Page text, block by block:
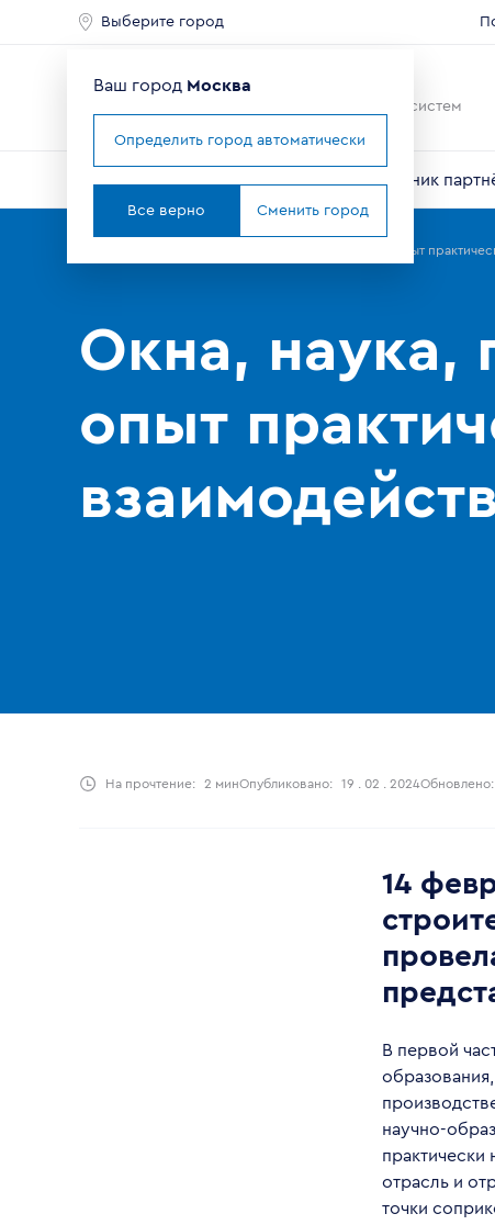
Выберите город
Ведущий мировой
производитель оконных систем
Справочник
Окна, наука, право: опыт
Окна, наука,
опыт
На прочтение: 2 минОпубликовано: 19 . 02 . 2024Обновлено:
14
В первой
научно-
практически
отрасль и
точки
Ваш город Москва
Определить город автоматически
Все верно Сменить город